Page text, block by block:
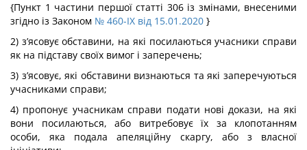
{Пункт 1 частини першої статті 306 із змінами, внесеними
згідно із Законом № 460-IX від 15.01.2020 }
2) з’ясовує обставини, на які посилаються учасники справи
як на підставу своїх вимог і заперечень;
3) з’ясовує, які обставини визнаються та які заперечуються
учасниками справи;
4) пропонує учасникам справи подати нові докази, на які
вони посилаються, або витребовує їх за клопотанням
особи, яка подала апеляційну скаргу, або з власної